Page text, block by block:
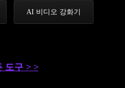
AI 비디오 강화기
도구 > >